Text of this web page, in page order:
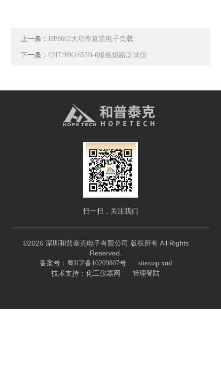
上一条： HP8602大功率直流电子负载
下一条：CHT/HK1653B-6极板短路测试仪
扫一扫，关注我们
©2026 深圳和普泰克电子有限公司 版权所有 All Rights
Reserved.
备案号：粤ICP备10209807号 sitemap.xml
技术支持： 化工仪器网 管理登陆